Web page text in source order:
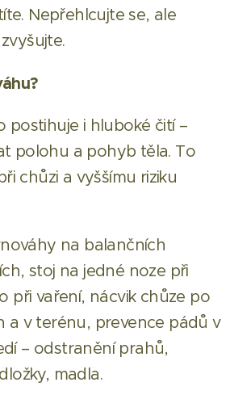
Nepřehlcujte se, ale
postihuje i hluboké čití –
polohu a pohyb těla. To
chůzi a vyššímu riziku
na balančních
stoj na jedné noze při
při vaření, nácvik chůze po
a v terénu, prevence pádů v
– odstranění prahů,
madla.